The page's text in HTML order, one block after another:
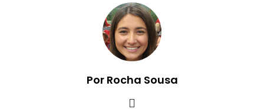
Por Rocha Sousa